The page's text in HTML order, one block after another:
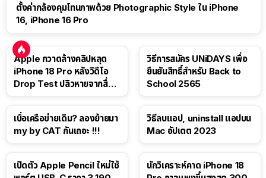
ตั้งค่ากล้องคุมโทนภาพด้วย Photographic Style ใน iPhone
16, iPhone 16 Pro
Apple กวาดล้างคลิปหลุด
iPhone 18 Pro หลังวิดีโอ
Drop Test ปลิวหายจากสื่อ
วิธีการสมัคร UNiDAYS เพื่อ
ยืนยันสิทธิ์สำหรับ Back to
School 2565
เบื่อเครือข่ายเดิม? ลองย้ายมา
my by CAT กันเถอะ !!!
วิธีลบแอป, uninstall แอปบน
Mac อัปเดต 2023
เปิดตัว Apple Pencil ใหม่ใช้
นักวิเคราะห์คาด iPhone 18